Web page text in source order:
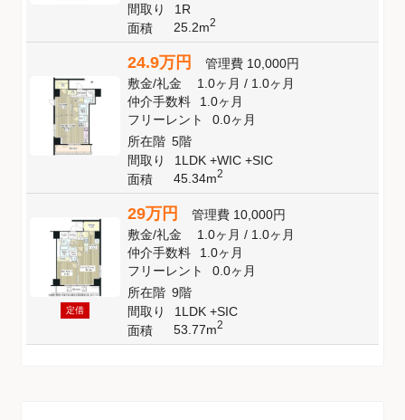
間取り
1R
面積
25.2m2
24.9万円 管理費 10,000円
敷金/礼金 1.0ヶ月/ 1.0ヶ月
仲介手数料
1.0ヶ月
フリーレント
0.0ヶ月
所在階 5階
間取り
1LDK +WIC +SIC
面積
45.34m2
定借
29万円 管理費 10,000円
敷金/礼金 1.0ヶ月/ 1.0ヶ月
仲介手数料
1.0ヶ月
フリーレント
0.0ヶ月
所在階 9階
間取り
1LDK +SIC
面積
53.77m2